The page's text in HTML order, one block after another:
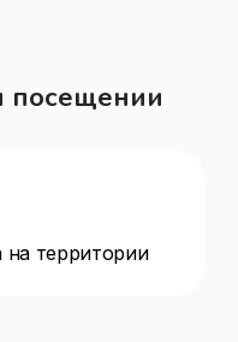
посещении
на территории